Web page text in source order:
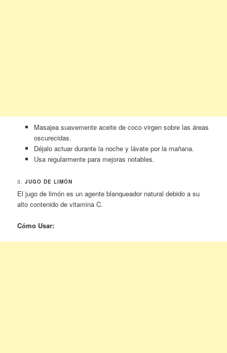
Masajea suavemente aceite de coco virgen sobre las áreas
oscurecidas.
Déjalo actuar durante la noche y lávate por la mañana.
Usa regularmente para mejoras notables.
3.JUGO DE LIMÓN
El jugo de limón es un agente blanqueador natural debido a su
alto contenido de vitamina C.
Cómo Usar: